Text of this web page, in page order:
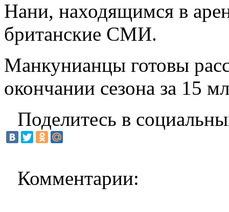
Нани, находящимся в
британские СМИ.
Манкунианцы готовы
окончании сезона за 15
Поделитесь в
Комментарии: